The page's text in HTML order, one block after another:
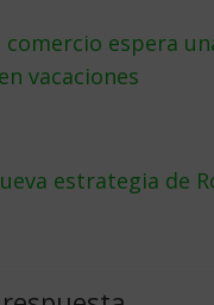
comercio espera
vacaciones
estrategia de